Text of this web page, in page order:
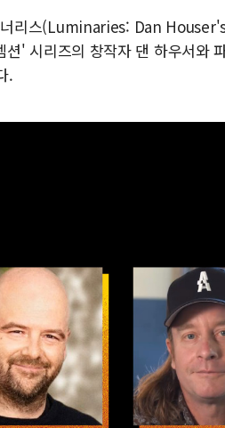
너리스(Luminaries: Dan
' 시리즈의 창작자 댄 하우서와
.